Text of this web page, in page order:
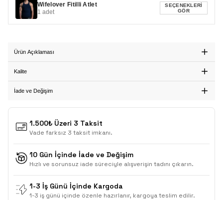
Wifelover Fitilli Atlet
1 adet
SEÇENEKLERI
GÖR
Ürün Açıklaması
Kalite
İade ve Değişim
1.500₺ Üzeri 3 Taksit
Vade farksız 3 taksit imkanı.
10 Gün İçinde İade ve Değişim
Hızlı ve sorunsuz iade süreciyle alışverişin tadını çıkarın.
1-3 İş Günü İçinde Kargoda
1-3 iş günü içinde özenle hazırlanır, kargoya teslim edilir.